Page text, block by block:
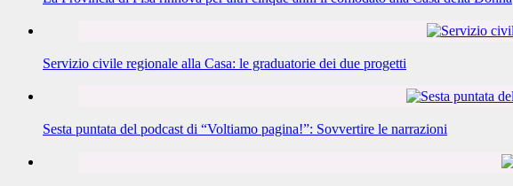
Servizio civile regionale alla Casa: le graduatorie dei due progetti
Sesta puntata del podcast di “Voltiamo pagina!”: Sovvertire le narrazioni